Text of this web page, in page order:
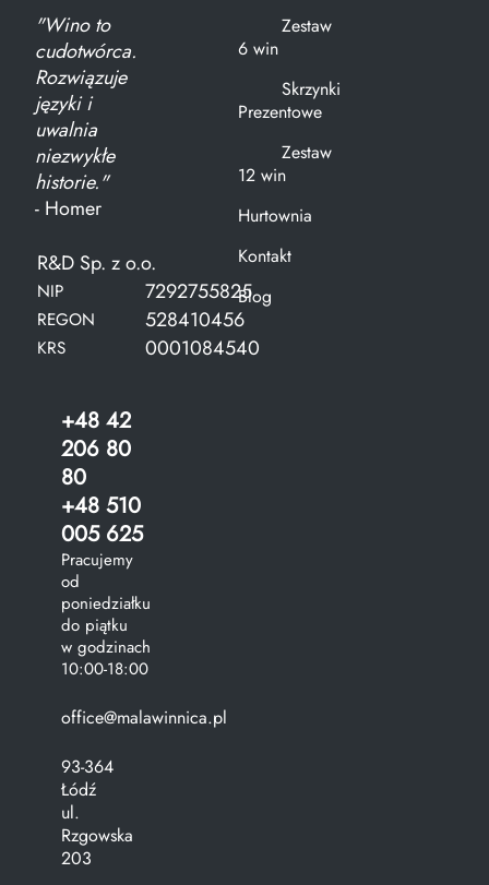
"Wino to
cudotwórca.
Rozwiązuje
języki i
uwalnia
niezwykłe
historie."
- Homer
R&D Sp. z o.o.
NIP 7292755825
REGON 528410456
KRS 0001084540
+48 42
206 80
80
+48 510
005 625
Pracujemy
od
poniedziałku
do piątku
w godzinach
10:00-18:00
office@malawinnica.pl
93-364
Łódź
ul.
Rzgowska
203
Zestaw
6 win
Skrzynki
Prezentowe
Zestaw
12 win
Hurtownia
Kontakt
Blog